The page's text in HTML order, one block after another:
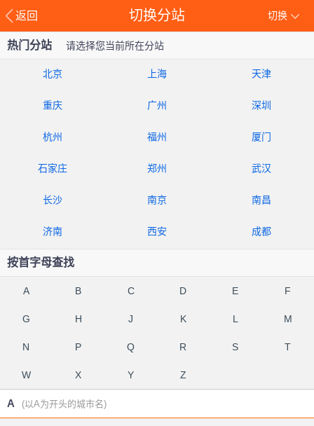
返回 切换
切换分站
热门分站 请选择您当前所在分站
北京 上海 天津
重庆 广州 深圳
杭州 福州 厦门
石家庄 郑州 武汉
长沙 南京 南昌
济南 西安 成都
按首字母查找
A B C D E F
G H J K L M
N P Q R S T
W X Y Z
A (以A为开头的城市名)